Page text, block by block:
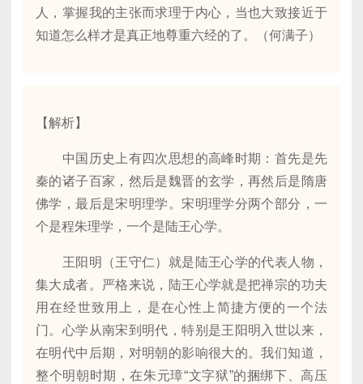
人，掌握我的主张而求理于内心，当也大致接近于
知道怎么样才是真正地尊重六经的了。（何满子）
【解析】
中国历史上有四次思想的高峰时期：首先是先
秦的诸子百家，然后是魏晋的玄学，再然后是隋唐
佛学，最后是宋明理学。宋明理学分两个部分，一
个是程朱理学，一个是陆王心学。
王阳明（王守仁）就是陆王心学的代表人物，
集大成者。严格来说，陆王心学就是把禅宗的功夫
用在经世致用上，是在心性上简捷方便的一个法
门。心学从南宋到明代，特别是王阳明入世以来，
在明代中后期，对明朝的影响很大的。我们知道，
整个明朝时期，在朱元璋“文字狱”的捆绑下、高压